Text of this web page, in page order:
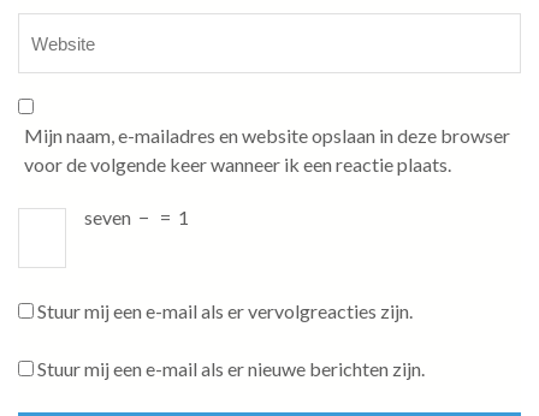
Mijn naam, e-mailadres en website opslaan in deze browser
voor de volgende keer wanneer ik een reactie plaats.
seven − = 1
Stuur mij een e-mail als er vervolgreacties zijn.
Stuur mij een e-mail als er nieuwe berichten zijn.